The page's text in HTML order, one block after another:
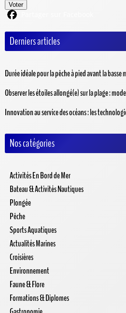
Voter
Derniers articles
Durée idéale pour la pêche à pied avant la basse
Observer les étoiles allongé(e) sur la plage :
Innovation au service des océans : les
Nos catégories
Activités En Bord de Mer
Bateau & Activités Nautiques
Plongée
Pêche
Sports Aquatiques
Actualités Marines
Croisières
Environnement
Faune & Flore
Formations & Diplomes